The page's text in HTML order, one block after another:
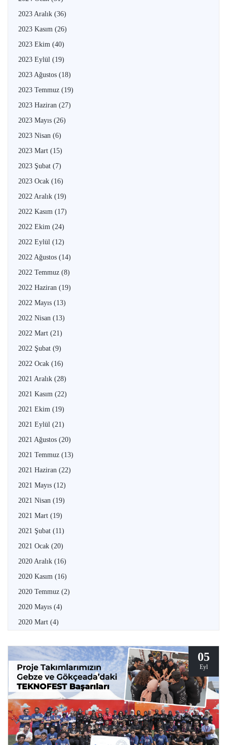
2023 Aralık (36)
2023 Kasım (26)
2023 Ekim (40)
2023 Eylül (19)
2023 Ağustos (18)
2023 Temmuz (19)
2023 Haziran (27)
2023 Mayıs (26)
2023 Nisan (6)
2023 Mart (15)
2023 Şubat (7)
2023 Ocak (16)
2022 Aralık (19)
2022 Kasım (17)
2022 Ekim (24)
2022 Eylül (12)
2022 Ağustos (14)
2022 Temmuz (8)
2022 Haziran (19)
2022 Mayıs (13)
2022 Nisan (13)
2022 Mart (21)
2022 Şubat (9)
2022 Ocak (16)
2021 Aralık (28)
2021 Kasım (22)
2021 Ekim (19)
2021 Eylül (21)
2021 Ağustos (20)
2021 Temmuz (13)
2021 Haziran (22)
2021 Mayıs (12)
2021 Nisan (19)
2021 Mart (19)
2021 Şubat (11)
2021 Ocak (20)
2020 Aralık (16)
2020 Kasım (16)
2020 Temmuz (2)
2020 Mayıs (4)
2020 Mart (4)
05
Eyl